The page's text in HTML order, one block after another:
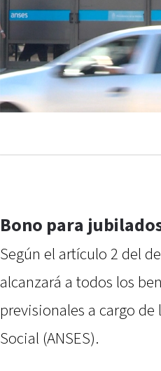
Bono para
Según el artículo 2 del
alcanzará a todos los
previsionales a cargo
Social (ANSES).